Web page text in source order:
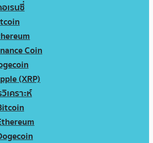
เรนซี่
Coin
(XRP)
เคราะห์